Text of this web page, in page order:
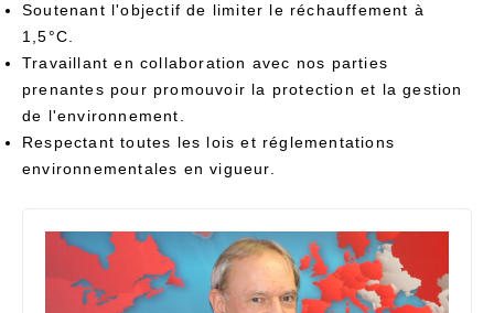
Soutenant l'objectif de limiter le réchauffement à
1,5°C.
Travaillant en collaboration avec nos parties
prenantes pour promouvoir la protection et la gestion
de l'environnement.
Respectant toutes les lois et réglementations
environnementales en vigueur.